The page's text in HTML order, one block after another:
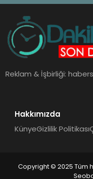
Reklam & İşbirliği:
Hakkımızda
KünyeGizlilik Politikası
Copyright © 2025 Tüm